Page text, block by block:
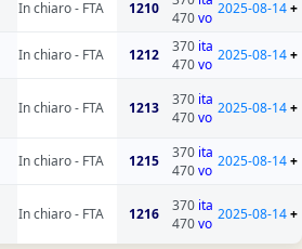
In chiaro - FTA 1210
470vo
2025-08-14+
In chiaro - FTA 1212 370 ita
470vo
2025-08-14+
In chiaro - FTA
1213 370 ita
470vo
2025-08-14+
In chiaro - FTA 1215 370 ita
470vo
2025-08-14+
In chiaro - FTA
1216 370 ita
470vo
2025-08-14+